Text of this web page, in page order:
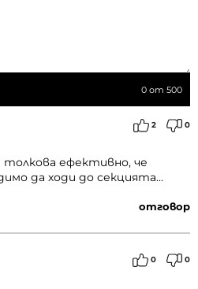
0 от 500
2 0
ефективно, че
да ходи до секцията...
отговор
0 0